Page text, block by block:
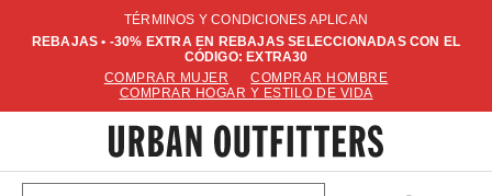
TÉRMINOS Y CONDICIONES APLICAN
REBAJAS • -30% EXTRA EN REBAJAS SELECCIONADAS CON EL
CÓDIGO: EXTRA30
COMPRAR MUJER
COMPRAR HOMBRE
COMPRAR HOGAR Y ESTILO DE VIDA